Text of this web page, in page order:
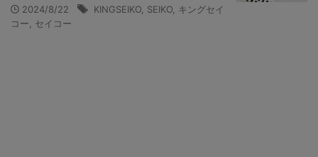
2024/8/22 KINGSEIKO SEIKO キングセイ
コー
セイコー